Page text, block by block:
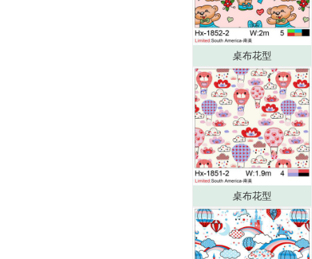
桌布花型
桌布花型